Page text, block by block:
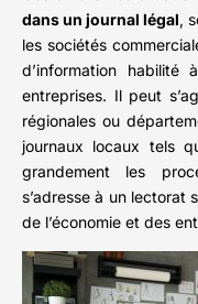
dans un journal légal,
les sociétés
d’information habilité
entreprises. Il peut
régionales ou
journaux locaux tels
grandement les
s’adresse à un lectorat
de l’économie et des